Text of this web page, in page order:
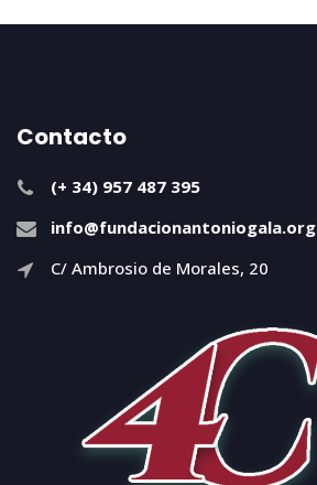
Contacto
(+ 34) 957 487 395
info@fundacionantoniogala.org
C/ Ambrosio de Morales, 20